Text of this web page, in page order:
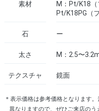
素材
M：Pt/K18
Pt/K18PG（
石 ー
太さ M：2.5〜
テクスチャ 鏡面
＊表示価格は参考価格となります
異なりますので、ぜひご来店のう